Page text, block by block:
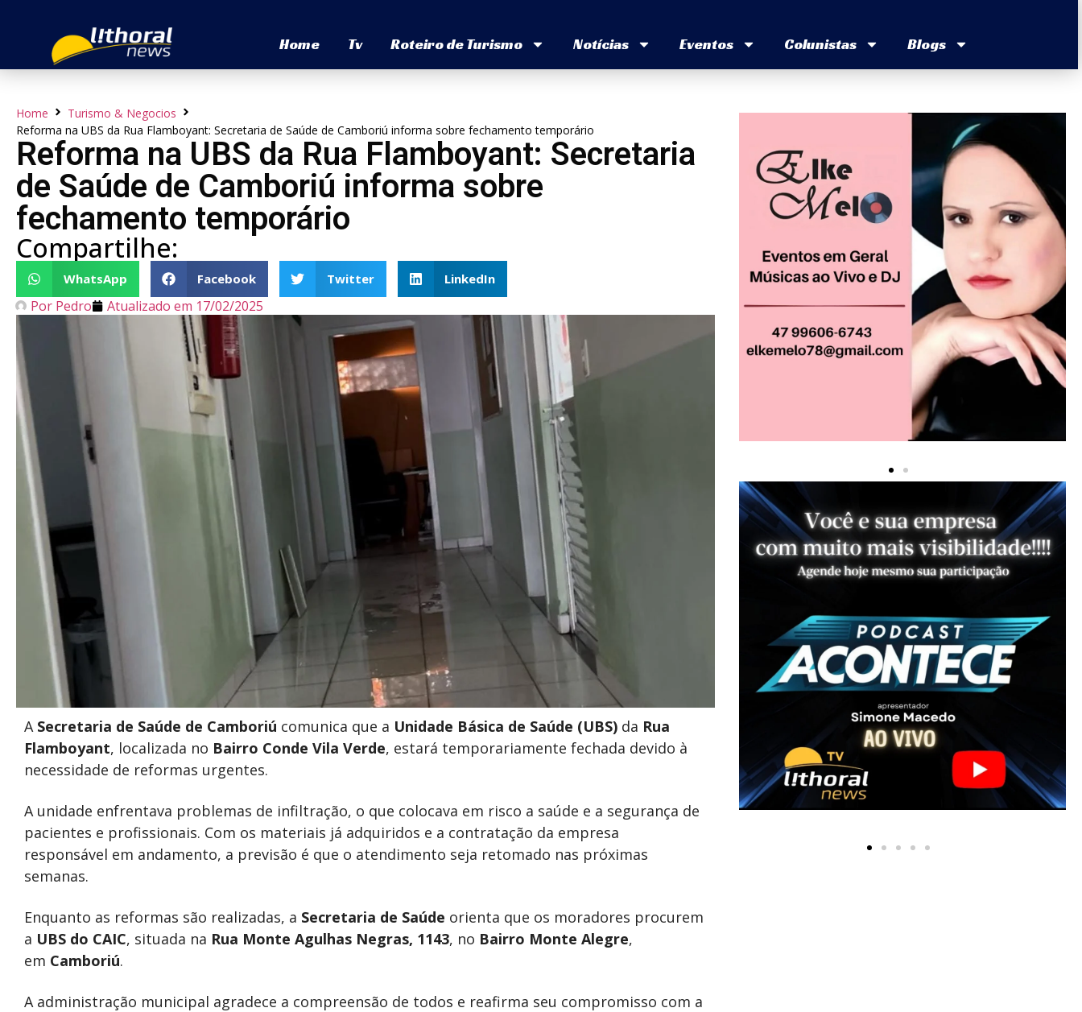
Home Tv Roteiro de Turismo Notícias Eventos Colunistas Blogs
Home
Turismo & Negocios
Reforma na UBS da Rua Flamboyant: Secretaria de Saúde de Camboriú informa sobre fechamento temporário
Reforma na UBS da Rua Flamboyant: Secretaria
de Saúde de Camboriú informa sobre
fechamento temporário
Compartilhe:
WhatsApp Facebook Twitter LinkedIn
Por Pedro Atualizado em 17/02/2025
A Secretaria de Saúde de Camboriú comunica que a Unidade Básica de Saúde (UBS) da Rua
Flamboyant, localizada no Bairro Conde Vila Verde, estará temporariamente fechada devido à
necessidade de reformas urgentes.
A unidade enfrentava problemas de infiltração, o que colocava em risco a saúde e a segurança de
pacientes e profissionais. Com os materiais já adquiridos e a contratação da empresa
responsável em andamento, a previsão é que o atendimento seja retomado nas próximas
semanas.
Enquanto as reformas são realizadas, a Secretaria de Saúde orienta que os moradores procurem
a UBS do CAIC, situada na Rua Monte Agulhas Negras, 1143, no Bairro Monte Alegre,
em Camboriú.
A administração municipal agradece a compreensão de todos e reafirma seu compromisso com a